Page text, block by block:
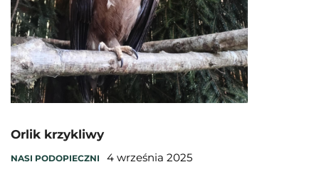
Orlik krzykliwy
NASI PODOPIECZNI 4 września 2025